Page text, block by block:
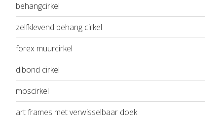
behangcirkel
zelfklevend behang cirkel
forex muurcirkel
dibond cirkel
moscirkel
art frames met verwisselbaar doek